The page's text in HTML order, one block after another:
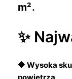
m².
✨
🔷 Wysoka